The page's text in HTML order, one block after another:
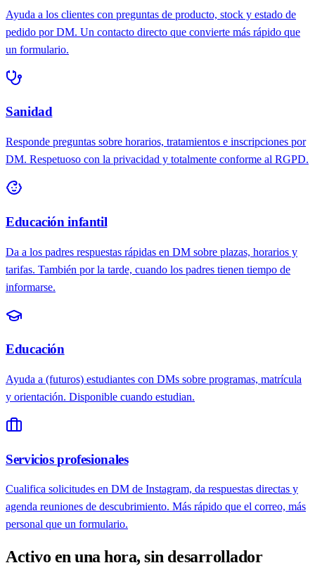
Ayuda a los clientes con preguntas de producto, stock y estado de
pedido por DM. Un contacto directo que convierte más rápido que
un formulario.
Sanidad
Responde preguntas sobre horarios, tratamientos e inscripciones por
DM. Respetuoso con la privacidad y totalmente conforme al RGPD.
Educación infantil
Da a los padres respuestas rápidas en DM sobre plazas, horarios y
tarifas. También por la tarde, cuando los padres tienen tiempo de
informarse.
Educación
Ayuda a (futuros) estudiantes con DMs sobre programas, matrícula
y orientación. Disponible cuando estudian.
Servicios profesionales
Cualifica solicitudes en DM de Instagram, da respuestas directas y
agenda reuniones de descubrimiento. Más rápido que el correo, más
personal que un formulario.
Activo en una hora, sin desarrollador